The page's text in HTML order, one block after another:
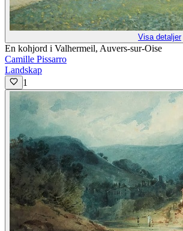
Visa detaljer
En kohjord i Valhermeil, Auvers-sur-Oise
Camille Pissarro
Landskap
1